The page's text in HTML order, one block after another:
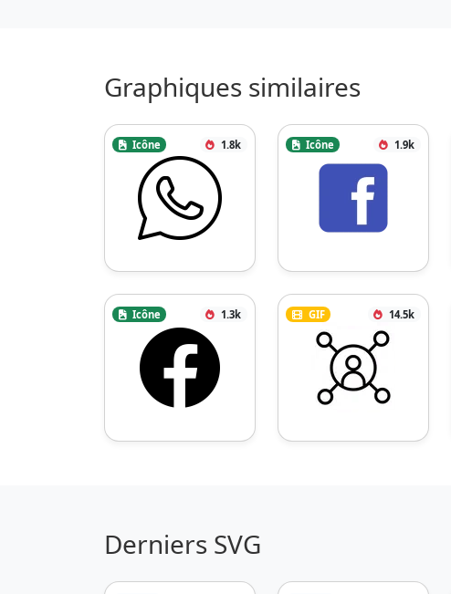
Graphiques similaires
Icône 1.8k Icône 1.9k
Icône 1.3k GIF 14.5k
Derniers SVG